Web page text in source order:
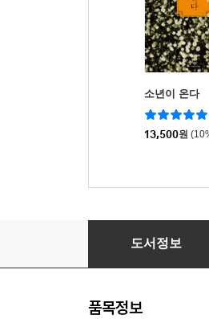
소년이 온다
13,500원
이적의 단어들 (한밤
도서정보
품목정보